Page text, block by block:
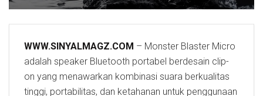
WWW.SINYALMAGZ.COM – Monster Blaster Micro
adalah speaker Bluetooth portabel berdesain clip-
on yang menawarkan kombinasi suara berkualitas
tinggi, portabilitas, dan ketahanan untuk penggunaan